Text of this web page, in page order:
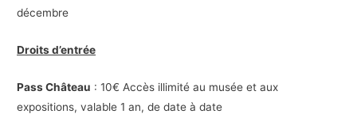
décembre
Droits d’entrée
Pass Château : 10€ Accès illimité au musée et aux
expositions, valable 1 an, de date à date